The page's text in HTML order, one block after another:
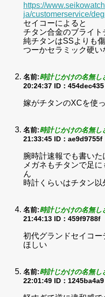
https://
ja/customerservice/
セイコーによると
チタン合金のブライ
純チタンはSSよりも
つーかセラミック硬い
名前:時計じかけの名無し
20:24:37 ID：454dec435
嫁がチタンのXCを使
名前:時計じかけの名無し
21:33:45 ID：ae9d9755f
腕時計速報でも書いた
メガネもチタンで足
ん
時計くらいはチタン以
名前:時計じかけの名無し
21:44:13 ID：459f9788f
初代グランドセイコ
ほしい
名前:時計じかけの名無し
22:01:49 ID：1245ba4a9